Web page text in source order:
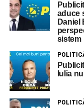
aduce
Daniel
sistem
Iulia